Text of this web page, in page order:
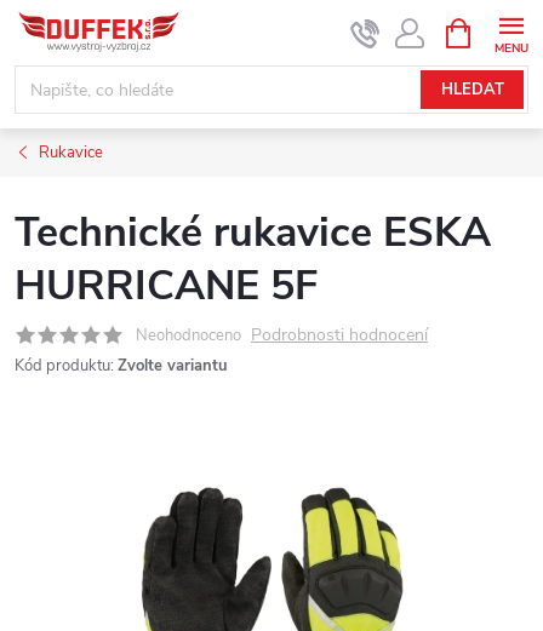
Přejít
obsah
HLEDAT
NÁKUPNÍ
KOŠÍK
Rukavice
Technické rukavice ESKA
HURRICANE 5F
Neohodnoceno Podrobnosti hodnocení
Kód produktu: Zvolte variantu